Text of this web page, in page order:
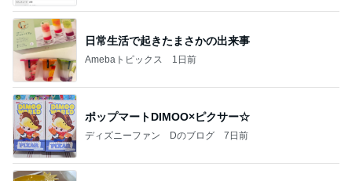
日常生活で起きたまさかの出来事
Amebaトピックス 1日前
ポップマートDIMOO×ピクサー☆
ディズニーファン Dのブログ 7日前